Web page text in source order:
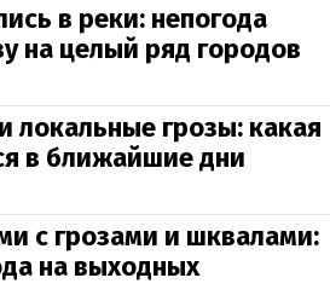
в реки: непогода
на целый ряд городов
локальные грозы: какая
в ближайшие дни
с грозами и шквалами:
на выходных